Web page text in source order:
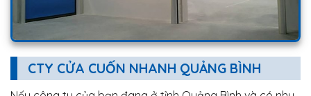
CTY CỬA CUỐN NHANH QUẢNG BÌNH